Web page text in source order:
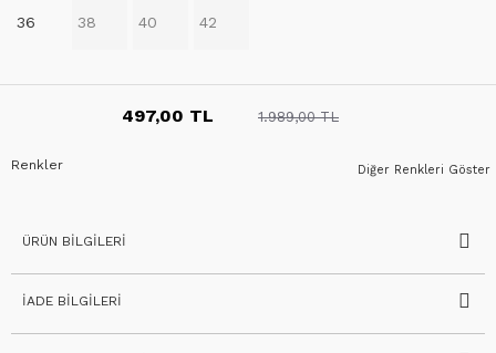
497,00 TL 1.989,00 TL
36 38 40 42
Diğer Renkleri Göster
Renkler
ÜRÜN BILGILERI
İADE BILGILERI